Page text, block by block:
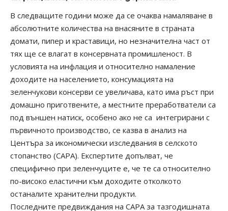
В следващите години може да се очаква намаляване в
абсолютните количества на внасяните в страната
домати, пипер и краставици, но незначителна част от
тях ще се влагат в консервната промишленост. В
условията на инфлация и относително намаление
доходите на населението, консумацията на
зеленчукови консерви се увеличава, като има ръст при
домашно приготвените, а местните преработватели са
под външен натиск, особено ако не са интегрирани с
първичното производство, се казва в анализ на
Центъра за икономически изследвания в селското
стопанство (CAPA). Експертите допълват, че
специфично при зеленчуците е, че те са относително
по-високо еластични към доходите отколкото
останалите хранителни продукти.
Последните предвиждания на САРА за тазгодишната